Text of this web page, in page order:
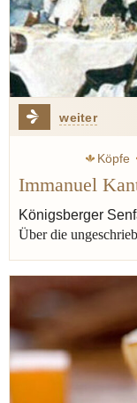
weiter
Köpfe
Aufklärung
Wieland
Immanuel
Königsberger
Über die